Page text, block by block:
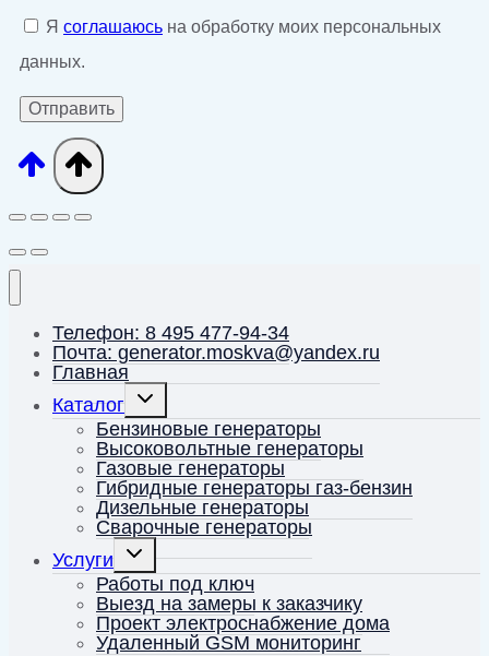
Я соглашаюсь на обработку моих персональных
данных.
Телефон: 8 495 477-94-34
Почта: generator.moskva@yandex.ru
Главная
Каталог
Переключить
дочернее
меню
Бензиновые генераторы
Высоковольтные генераторы
Газовые генераторы
Гибридные генераторы газ-бензин
Дизельные генераторы
Сварочные генераторы
Услуги
Переключить
дочернее
меню
Работы под ключ
Выезд на замеры к заказчику
Проект электроснабжение дома
Удаленный GSM мониторинг